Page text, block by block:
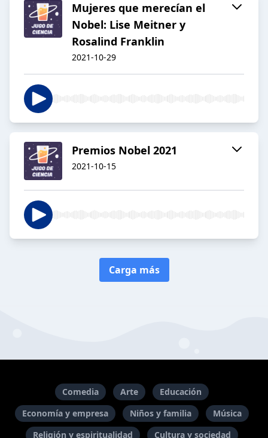
Mujeres que merecían el
Nobel: Lise Meitner y
Rosalind Franklin
2021-10-29
Premios Nobel 2021
2021-10-15
Carga más
Comedia Arte
Educación
Economía y empresa
Niños y familia
Música
Religión y espiritualidad
Cultura y sociedad